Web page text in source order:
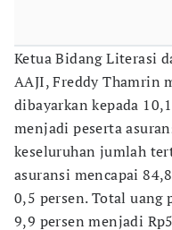
Ketua Bidang Literasi
AAJI, Freddy Thamrin
dibayarkan kepada
menjadi peserta
keseluruhan jumlah
asuransi mencapai
0,5 persen. Total uang
9,9 persen menjadi